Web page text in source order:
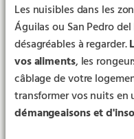
Les nuisibles dans les
Águilas ou San Pedro
désagréables à regarder.
vos aliments, les
câblage de votre
transformer vos nuits en
démangeaisons et